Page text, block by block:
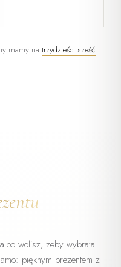
mamy na trzydzieści sześć
wolisz, żeby wybrała
pięknym prezentem z